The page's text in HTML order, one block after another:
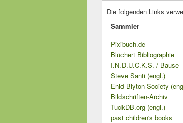
Die folgenden Links
Sammler
Pixibuch.de
Blüchert Bibliographie
I.N.D.U.C.K.S. / Bause
Steve Santi (engl.)
Enid Blyton Society
Bildschriften-Archiv
TuckDB.org (engl.)
past children's books